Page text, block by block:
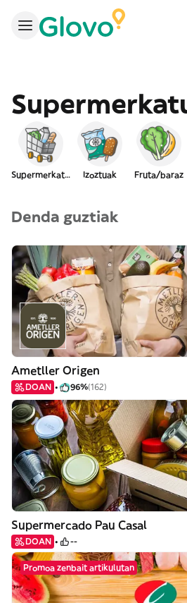
Supermerkatua Izoztuak Fruta/baraz
Denda guztiak
Ametller Origen
DOAN 96%(162)
Supermercado Pau Casal
DOAN --
Promoa zenbait artikulutan